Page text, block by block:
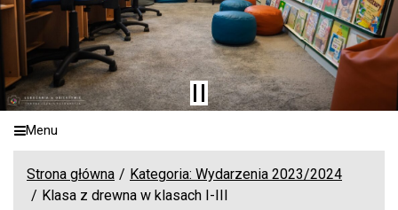
Menu
Strona główna
Kategoria: Wydarzenia 2023/2024
Klasa z drewna w klasach I-III